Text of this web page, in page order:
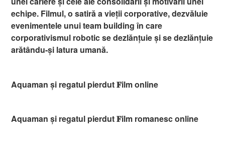
echipe. Filmul, o satiră a vieții corporative, dezvăluie
evenimentele unui team building în care
corporativismul robotic se dezlănțuie și se dezlănțuie
arătându-și latura umană.
Aquaman și regatul pierdut 𝐅ilm online
Aquaman și regatul pierdut 𝐅ilm romanesc online